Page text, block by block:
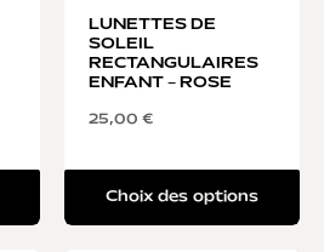
LUNETTES DE
SOLEIL
RECTANGULAIRES
ENFANT – ROSE
25,00 €
Choix des options